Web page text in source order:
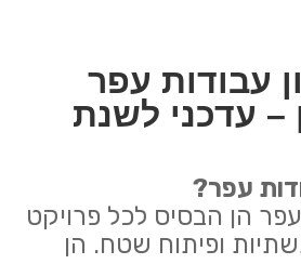
עבודות עפר
– עדכני לשנת
עפר?
הן הבסיס לכל פרויקט
ופיתוח שטח. הן